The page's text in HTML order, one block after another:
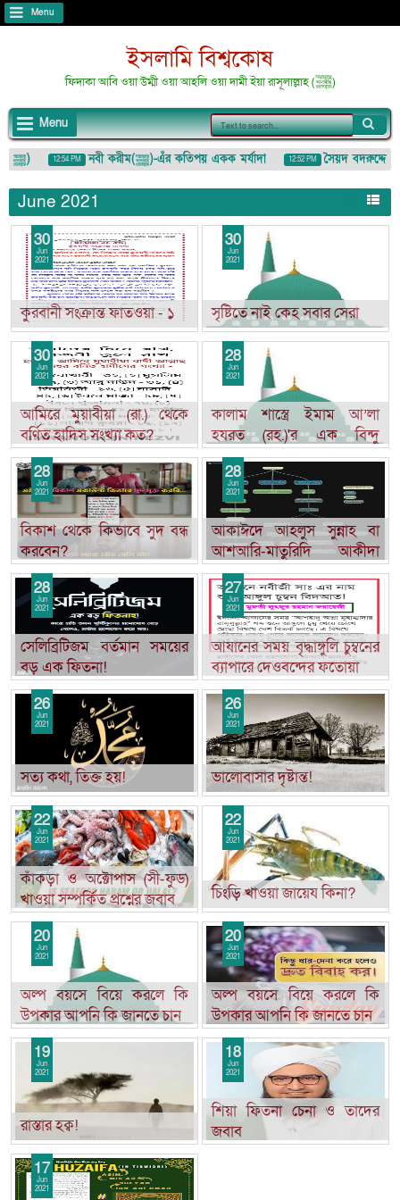
Menu
ইসলামি বিশ্বকোষ
ফিদাকা আবি ওয়া উম্মী ওয়া আহলি ওয়া দামী ইয়া রাসূলাল্লাহ (ﷺ)
Menu
আজমতে মুস্তফা (ﷺ) 12:54 PM নবী করীম(ﷺ)-এঁর কতিপয় একক মর্যাদা 12:52 PM
সৈয়দ বদরুদ্দোজা
June 2021
কুরবানী সংক্রান্ত ফাতওয়া - ১
30
Jun
2021
সৃষ্টিতে নাই কেহ সবার সেরা
30
Jun
2021
আমিরে মুয়াবীয়া (রা.) থেকে
বর্ণিত হাদিস সংখ্যা কত?
30
Jun
2021
কালাম শাস্ত্রে ইমাম আ’লা
হযরত (রহ.)'র এক বিন্দু
তাজাল্লি
28
Jun
2021
বিকাশ থেকে কিভাবে সুদ বন্ধ
করবেন?
28
Jun
2021
আকাঈদে আহলুস সুন্নাহ বা
আশআরি-মাতুরিদি আকীদা
এলো কোথা হতে?
28
Jun
2021
সেলিব্রিটিজম বর্তমান সময়ের
বড় এক ফিতনা!
28
Jun
2021
আযানের সময় বৃদ্ধাঙ্গুলি চুম্বনের
ব্যাপারে দেওবন্দের ফতোয়া
27
Jun
2021
সত্য কথা, তিক্ত হয়!
26
Jun
2021
ভালোবাসার দৃষ্টান্ত!
26
Jun
2021
কাঁকড়া ও অক্টোপাস (সী-ফুড)
খাওয়া সম্পর্কিত প্রশ্নের জবাব
22
Jun
2021
চিংড়ি খাওয়া জায়েয কিনা?
22
Jun
2021
অল্প বয়সে বিয়ে করলে কি
উপকার আপনি কি জানতে চান
20
Jun
2021
অল্প বয়সে বিয়ে করলে কি
উপকার আপনি কি জানতে চান
20
Jun
2021
রাস্তার হক্ব!
19
Jun
2021
শিয়া ফিতনা চেনা ও তাদের
জবাব
18
Jun
2021
17
Jun
2021